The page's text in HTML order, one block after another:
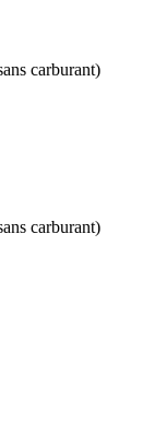
carburant)
carburant)